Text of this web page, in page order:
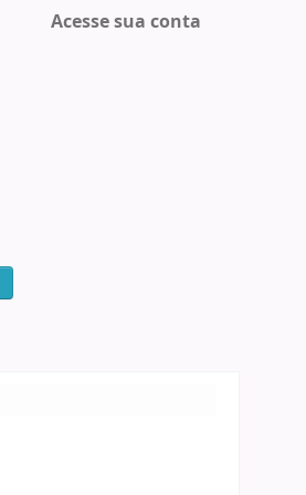
Acesse sua conta